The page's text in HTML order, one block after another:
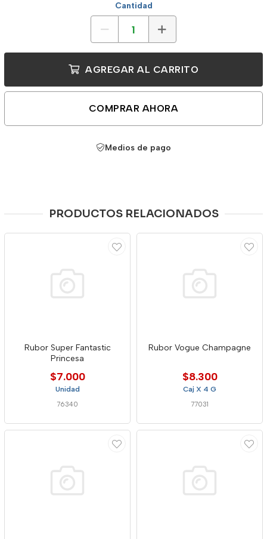
Cantidad
AGREGAR AL CARRITO
COMPRAR AHORA
Medios de pago
PRODUCTOS RELACIONADOS
Rubor Super Fantastic
Princesa
$7.000
Unidad
76340
Rubor Vogue Champagne
$8.300
Caj X 4 G
77031